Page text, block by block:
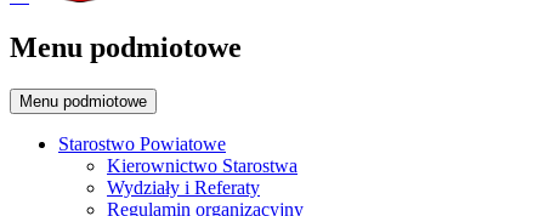
Menu podmiotowe
Menu podmiotowe
Starostwo Powiatowe
Kierownictwo Starostwa
Wydziały i Referaty
Regulamin organizacyjny